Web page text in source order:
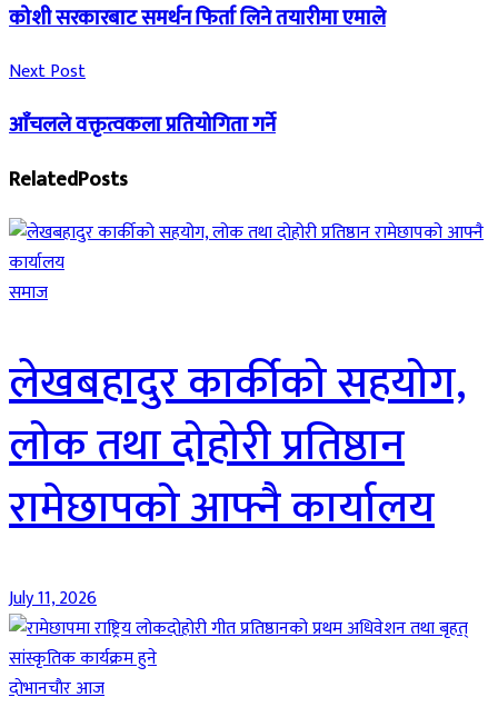
कोशी सरकारबाट समर्थन फिर्ता लिने तयारीमा एमाले
Next Post
आँचलले वक्तृत्वकला प्रतियोगिता गर्ने
RelatedPosts
समाज
लेखबहादुर कार्कीको सहयोग,
लोक तथा दोहोरी प्रतिष्ठान
रामेछापको आफ्नै कार्यालय
July 11, 2026
दाेभानचाैर आज